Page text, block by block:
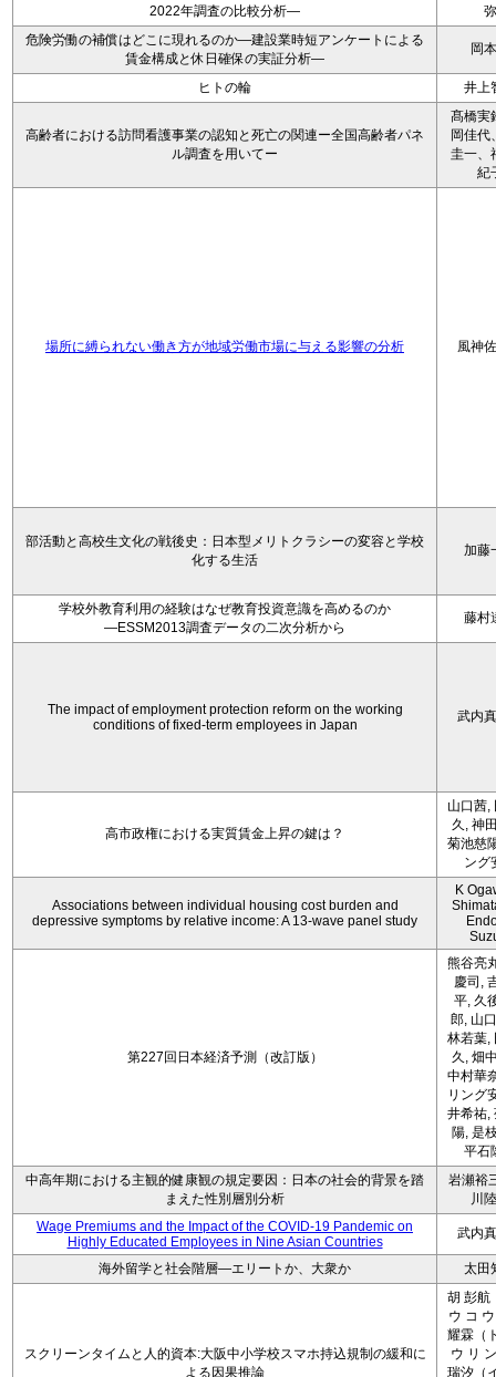
2022年調査の比較分析―
弥
危険労働の補償はどこに現れるのか―建設業時短アンケートによる
賃金構成と休日確保の実証分析―
岡
ヒトの輪 井上
高齢者における訪問看護事業の認知と死亡の関連ー全国高齢者パネ
ル調査を用いてー
髙橋実
岡佳代
圭一、
紀
場所に縛られない働き方が地域労働市場に与える影響の分析 風神
部活動と高校生文化の戦後史：日本型メリトクラシーの変容と学校
化する生活
加藤
学校外教育利用の経験はなぜ教育投資意識を高めるのか
―ESSM2013調査データの二次分析から
藤村
The impact of employment protection reform on the working
conditions of fixed-term employees in Japan
武内
高市政権における実質賃金上昇の鍵は？
山口茜,
久, 神
菊池慈
ング
Associations between individual housing cost burden and
depressive symptoms by relative income: A 13-wave panel study
K
第227回日本経済予測（改訂版）
熊谷亮
慶司,
平, 久
郎, 山
林若葉,
久, 畑
中村華
リング
井希祐,
陽, 是
平石
中高年期における主観的健康観の規定要因：日本の社会的背景を踏
まえた性別層別分析
岩瀬裕
川
Wage Premiums and the Impact of the COVID‑19 Pandemic on
Highly Educated Employees in Nine Asian Countries
武内
海外留学と社会階層―エリートか、大衆か 太田
スクリーンタイムと人的資本:大阪中小学校スマホ持込規制の緩和に
よる因果推論
胡 彭航
ウ コ
耀霖（
ウ リ
瑞汐（